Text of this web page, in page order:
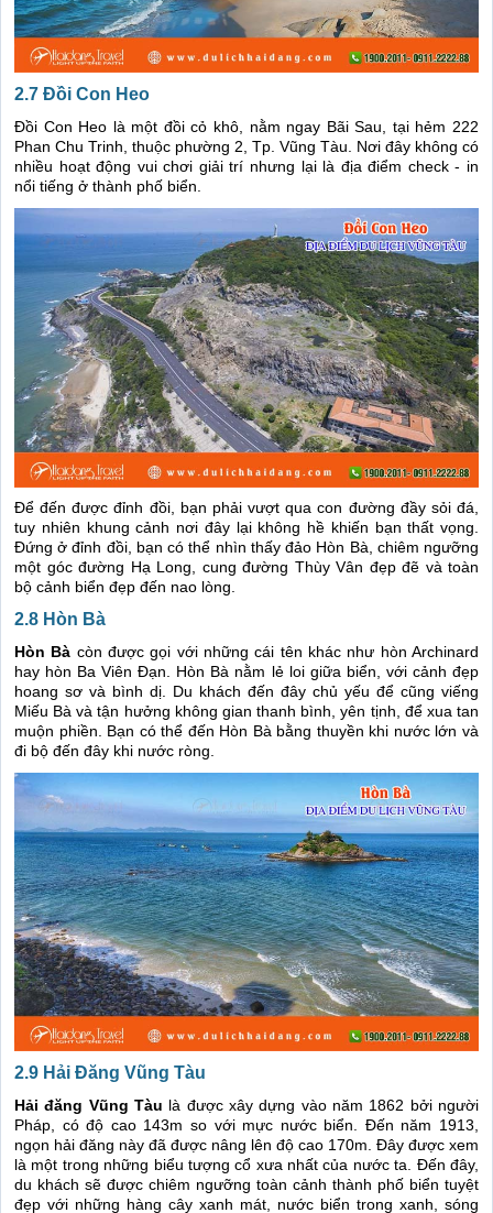
2.7 Đồi Con Heo
Đồi Con Heo là một đồi cỏ khô, nằm ngay Bãi Sau, tại hẻm 222
Phan Chu Trinh, thuộc phường 2, Tp. Vũng Tàu. Nơi đây không có
nhiều hoạt động vui chơi giải trí nhưng lại là địa điểm check - in
nổi tiếng ở thành phố biển.
Để đến được đỉnh đồi, bạn phải vượt qua con đường đầy sỏi đá,
tuy nhiên khung cảnh nơi đây lại không hề khiến bạn thất vọng.
Đứng ở đỉnh đồi, bạn có thể nhìn thấy đảo Hòn Bà, chiêm ngưỡng
một góc đường Hạ Long, cung đường Thùy Vân đẹp đẽ và toàn
bộ cảnh biển đẹp đến nao lòng.
2.8 Hòn Bà
Hòn Bà còn được gọi với những cái tên khác như hòn Archinard
hay hòn Ba Viên Đạn. Hòn Bà nằm lẻ loi giữa biển, với cảnh đẹp
hoang sơ và bình dị. Du khách đến đây chủ yếu để cũng viếng
Miếu Bà và tận hưởng không gian thanh bình, yên tịnh, để xua tan
muộn phiền. Bạn có thể đến Hòn Bà bằng thuyền khi nước lớn và
đi bộ đến đây khi nước ròng.
2.9 Hải Đăng Vũng Tàu
Hải đăng Vũng Tàu là được xây dựng vào năm 1862 bởi người
Pháp, có độ cao 143m so với mực nước biển. Đến năm 1913,
ngọn hải đăng này đã được nâng lên độ cao 170m. Đây được xem
là một trong những biểu tượng cổ xưa nhất của nước ta. Đến đây,
du khách sẽ được chiêm ngưỡng toàn cảnh thành phố biển tuyệt
đẹp với những hàng cây xanh mát, nước biển trong xanh, sóng